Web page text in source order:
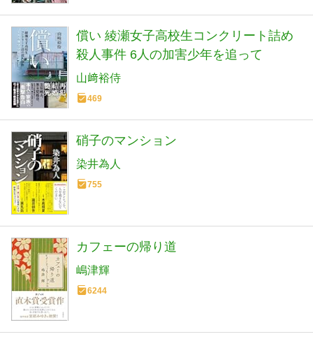
償い 綾瀬女子高校生コンクリート詰め
殺人事件 6人の加害少年を追って
山﨑裕侍
469
硝子のマンション
染井為人
755
カフェーの帰り道
嶋津輝
6244